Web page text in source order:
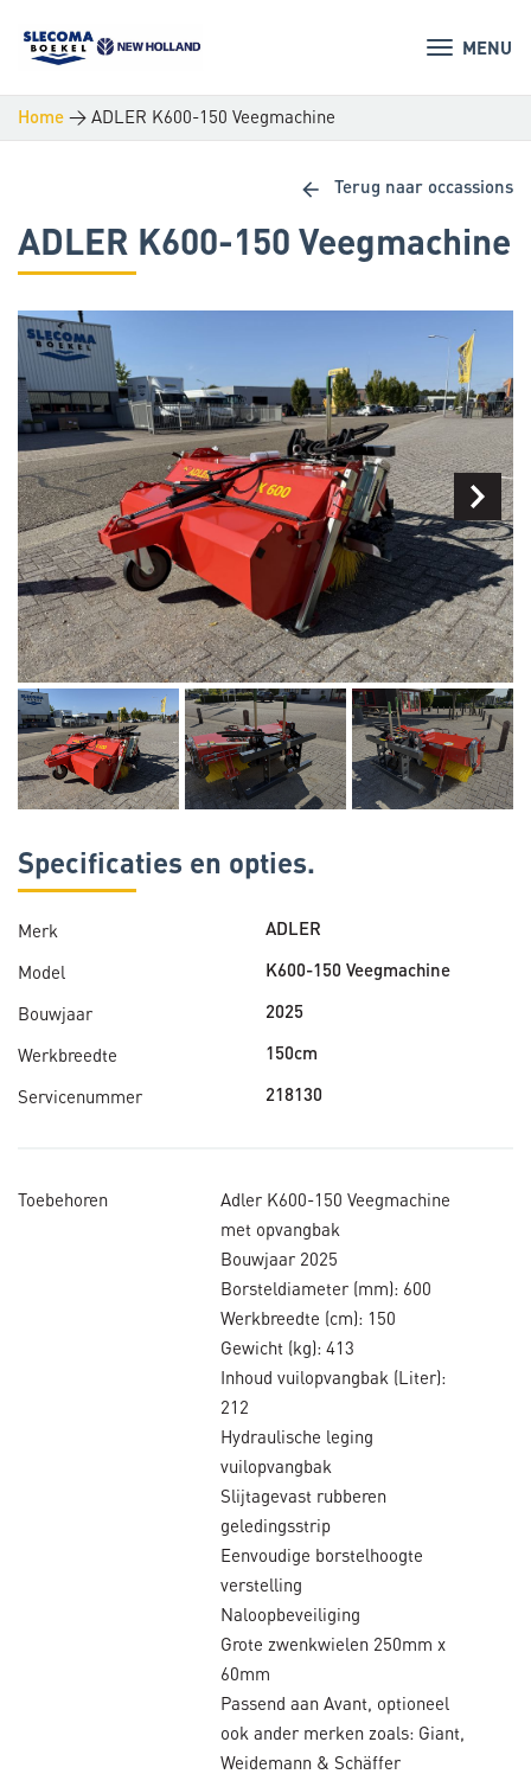
MENU
Home > ADLER K600-150 Veegmachine
ADLER K600-150 Veegmachine
arrow_back Terug naar occassions
Specificaties en opties.
Merk ADLER
Model K600-150 Veegmachine
Bouwjaar 2025
Werkbreedte 150cm
Servicenummer 218130
Toebehoren
Adler K600-150 Veegmachine
met opvangbak
Bouwjaar 2025
Borsteldiameter (mm): 600
Werkbreedte (cm): 150
Gewicht (kg): 413
Inhoud vuilopvangbak (Liter):
212
Hydraulische leging
vuilopvangbak
Slijtagevast rubberen
geledingsstrip
Eenvoudige borstelhoogte
verstelling
Naloopbeveiliging
Grote zwenkwielen 250mm x
60mm
Passend aan Avant, optioneel
ook ander merken zoals: Giant,
Weidemann & Schäffer